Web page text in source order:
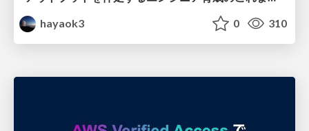
hayaok3
0 310